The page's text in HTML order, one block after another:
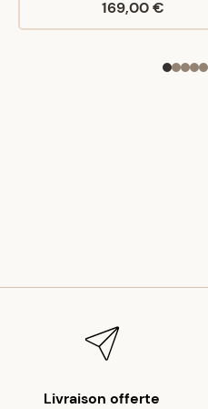
169,00 €
Livraison offerte